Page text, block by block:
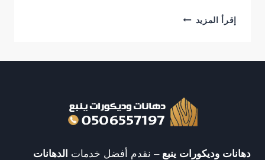
إقرأ المزيد ديكورات
والمساحات
دهانات وديكورات ينبع – نقدم أفضل خدمات الدهانات